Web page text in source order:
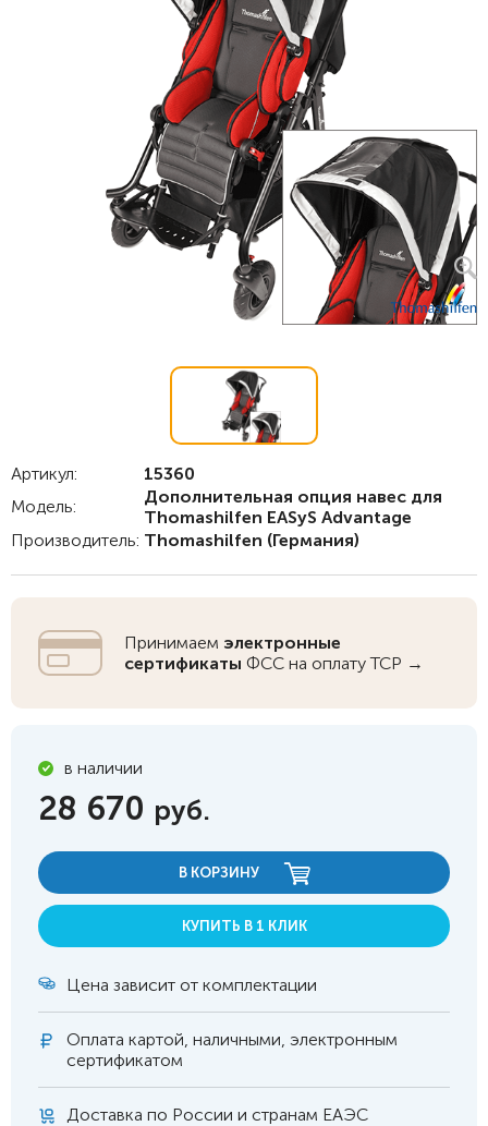
Артикул:
15360
Модель:
Дополнительная опция навес для
Thomashilfen EASyS Advantage
Производитель: Thomashilfen (Германия)
Принимаем электронные
сертификаты ФСС на оплату ТСР →
в наличии
28 670 руб.
В КОРЗИНУ
КУПИТЬ В 1 КЛИК
Цена зависит от комплектации
Оплата картой, наличными, электронным
сертификатом
Доставка по России и странам ЕАЭС